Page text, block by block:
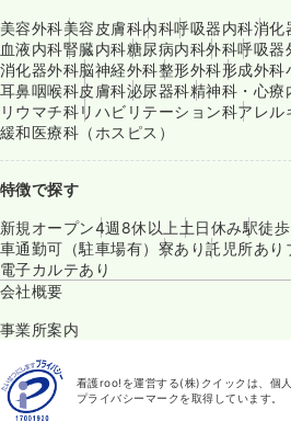
美容外科美容皮膚科内科呼吸器内科消化
血液内科腎臓内科糖尿病内科外科呼吸器
消化器外科脳神経外科整形外科形成外科
耳鼻咽喉科皮膚科泌尿器科精神科・心療
リウマチ科リハビリテーション科アレル
緩和医療科（ホスピス）
特徴で探す
新規オープン4週8休以上 土日休み駅徒
車通勤可（駐車場有） 寮あり託児所あり
電子カルテあり
会社概要
事業所案内
看護roo!を運営する(株)クイックは、個
プライバシーマークを取得しています。